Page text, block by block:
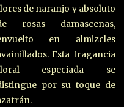
de naranjo y absoluto
rosas damascenas,
en almizcles
Esta fragancia
especiada se
por su toque de